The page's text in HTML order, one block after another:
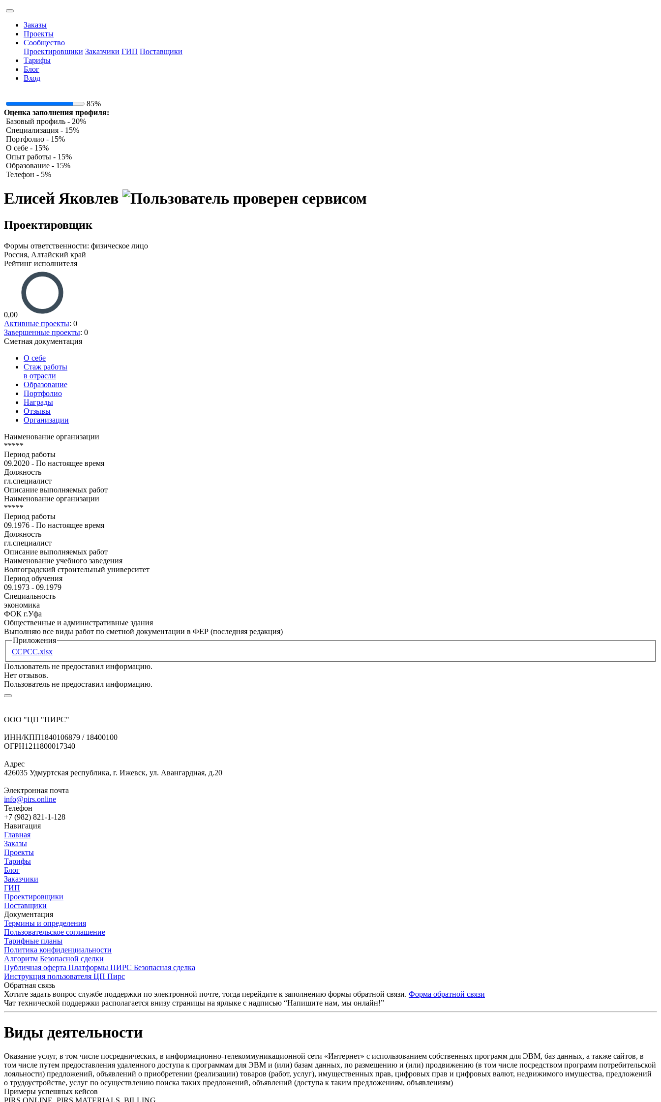
Заказы
Проекты
Сообщество
Проектировщики Заказчики ГИП Поставщики
Тарифы
Блог
Вход
85%
Оценка заполнения профиля:
Базовый профиль - 20%
Специализация - 15%
Портфолио - 15%
О себе - 15%
Опыт работы - 15%
Образование - 15%
Телефон - 5%
Елисей Яковлев
Проектировщик
Формы ответственности: физическое лицо
Россия, Алтайский край
Рейтинг исполнителя
0,00
Активные проекты: 0
Завершенные проекты: 0
Сметная документация
О себе
Стаж работы
в отрасли
Образование
Портфолио
Награды
Отзывы
Организации
Наименование организации
*****
Период работы
09.2020 - По настоящее время
Должность
гл.специалист
Описание выполняемых работ
Наименование организации
*****
Период работы
09.1976 - По настоящее время
Должность
гл.специалист
Описание выполняемых работ
Наименование учебного заведения
Волгоградский строительный университет
Период обучения
09.1973 - 09.1979
Специальность
экономика
ФОК г.Уфа
Общественные и административные здания
Выполняю все виды работ по сметной документации в ФЕР (последняя редакция)
Приложения
ССРСС.xlsx
Пользователь не предоставил информацию.
Нет отзывов.
Пользователь не предоставил информацию.
ООО "ЦП "ПИРС"
ИНН/КПП1840106879 / 18400100
ОГРН1211800017340
Адрес
426035 Удмуртская республика, г. Ижевск, ул. Авангардная, д.20
Электронная почта
info@pirs.online
Телефон
+7 (982) 821-1-128
Навигация
Главная
Заказы
Проекты
Тарифы
Блог
Заказчики
ГИП
Проектировщики
Поставщики
Документация
Термины и определения
Пользовательское соглашение
Тарифные планы
Политика конфиденциальности
Алгоритм Безопасной сделки
Публичная оферта Платформы ПИРС Безопасная сделка
Инструкция пользователя ЦП Пирс
Обратная связь
Хотите задать вопрос службе поддержки по электронной почте, тогда перейдите к заполнению формы обратной связи. Форма обратной связи
Чат технической поддержки располагается внизу страницы на ярлыке с надписью “Напишите нам, мы онлайн!”
Виды деятельности
Оказание услуг, в том числе посреднических, в информационно-телекоммуникационной сети «Интернет» с использованием собственных программ для ЭВМ, баз данных, а также сайтов, в
том числе путем предоставления удаленного доступа к программам для ЭВМ и (или) базам данных, по размещению и (или) продвижению (в том числе посредством программ потребительской
лояльности) предложений, объявлений о приобретении (реализации) товаров (работ, услуг), имущественных прав, цифровых прав и цифровых валют, недвижимого имущества, предложений
о трудоустройстве, услуг по осуществлению поиска таких предложений, объявлений (доступа к таким предложениям, объявлениям)
Примеры успешных кейсов